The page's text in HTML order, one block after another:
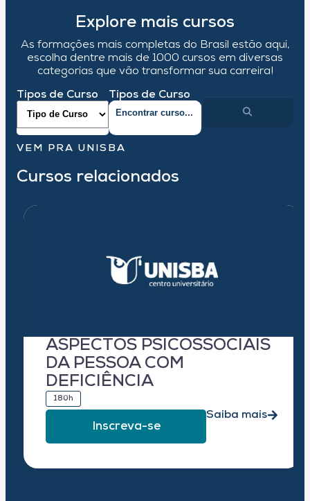
Explore mais cursos
As formações mais completas do Brasil estão aqui,
escolha dentre mais de 1000 cursos em diversas
categorias que vão transformar sua carreira!
Tipos de Curso Tipos de Curso
VEM PRA UNISBA
Cursos relacionados
ASPECTOS PSICOSSOCIAIS
DA PESSOA COM
DEFICIÊNCIA
180h
Inscreva-se
Saiba mais